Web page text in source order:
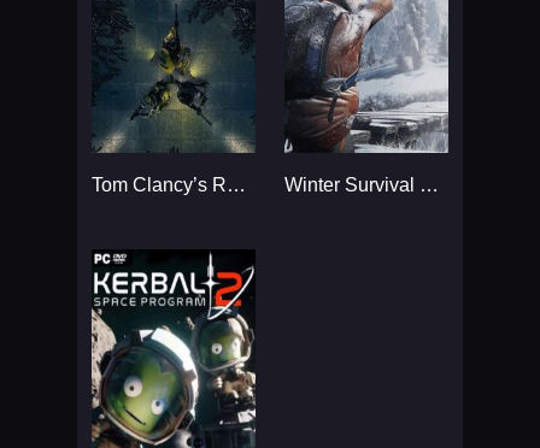
Tom Clancy’s Rainbow Six Winter Survival Simulator